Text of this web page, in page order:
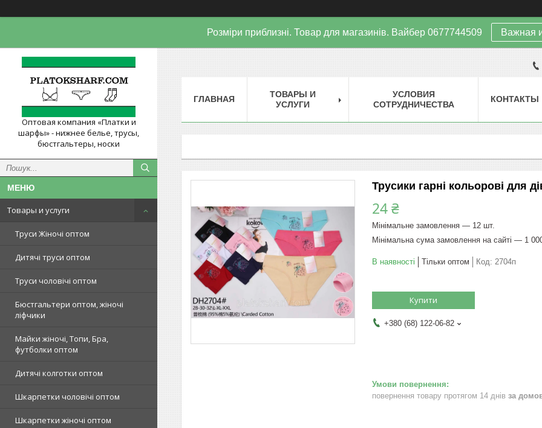
Розміри приблизні. Товар для магазинів. Вайбер 0677744509 Важная
Оптовая компания «Платки и
шарфы» - нижнее белье, трусы,
бюстгальтеры, носки
Товары и услуги
Труси Жіночі оптом
Дитячі труси оптом
Труси чоловічі оптом
Бюстгальтери оптом, жіночі
ліфчики
Майки жіночі, Топи, Бра,
футболки оптом
Дитячі колготки оптом
Шкарпетки чоловічі оптом
Шкарпетки жіночі оптом
ГЛАВНАЯ
ТОВАРЫ И
УСЛУГИ
УСЛОВИЯ
СОТРУДНИЧЕСТВА
КОНТАКТЫ
Трусики гарні кольорові для
24 ₴
Мінімальне замовлення — 12 шт.
Мінімальна сума замовлення на сайті — 1
В наявності Тільки оптом Код: 2704п
Купити
+380 (68) 122-06-82
повернення товару протягом 14 днів за